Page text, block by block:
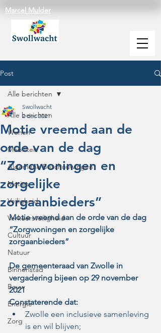
Marcel Mulder
Post
Alle berichten
Wonen
Mobiliteit
Algemene Beschouwingen
Moties
Veiligheid
Verkeersveiligheid
Cultuur
Natuur
Binnenstad
Bouw
Energie
Zorg
Alle berichten
Motie vreemd aan de
orde van de dag
“Zorgwoningen en
zorgelijke
zorgaanbieders”
Swollwacht
2 dec 2021
Motie vreemd aan de orde van de dag
“Zorgwoningen en zorgelijke
zorgaanbieders”
De gemeenteraad van Zwolle in
vergadering bijeen op 29 november
2021
Constaterende dat:
Zwolle een inclusieve samenleving
is en wil blijven;